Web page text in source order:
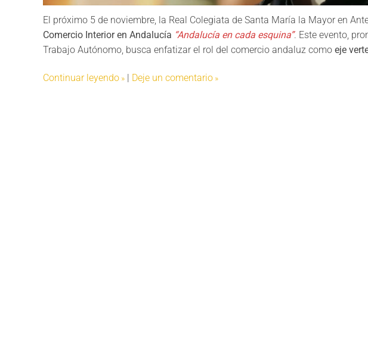
El próximo 5 de noviembre, la Real Colegiata de Santa María la Mayor en
Comercio Interior en Andalucía “Andalucía en cada esquina”. Este evento,
Trabajo Autónomo, busca enfatizar el rol del comercio andaluz como eje
Continuar leyendo Deje un comentario